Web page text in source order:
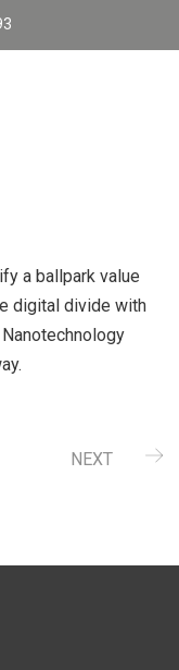
a ballpark value
digital divide with
NEXT